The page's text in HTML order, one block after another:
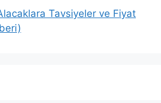
Tavsiyeler ve Fiyat